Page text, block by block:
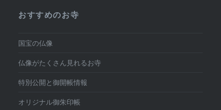
おすすめのお寺
国宝の仏像
仏像がたくさん見れるお寺
特別公開と御開帳情報
オリジナル御朱印帳